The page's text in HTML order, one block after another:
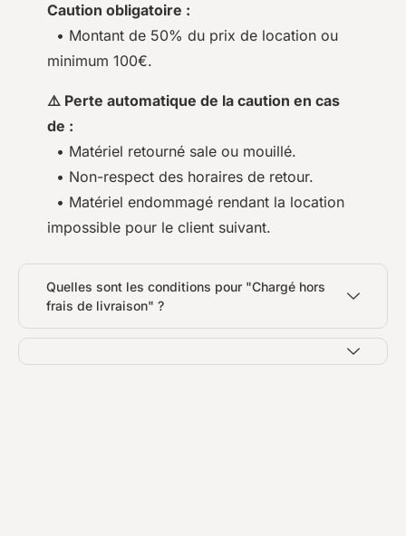
Caution obligatoire :
• Montant de 50% du prix de location ou
minimum 100€.
⚠️ Perte automatique de la caution en cas
de :
• Matériel retourné sale ou mouillé.
• Non-respect des horaires de retour.
• Matériel endommagé rendant la location
impossible pour le client suivant.
Quelles sont les conditions pour "Chargé hors
frais de livraison" ?